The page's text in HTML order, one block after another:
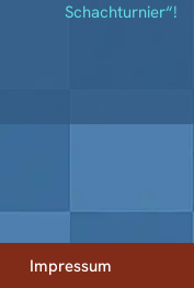
Schachturnier“!
Impressum